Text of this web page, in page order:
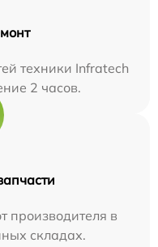
техники Infratech
2 часов.
производителя в
складах.